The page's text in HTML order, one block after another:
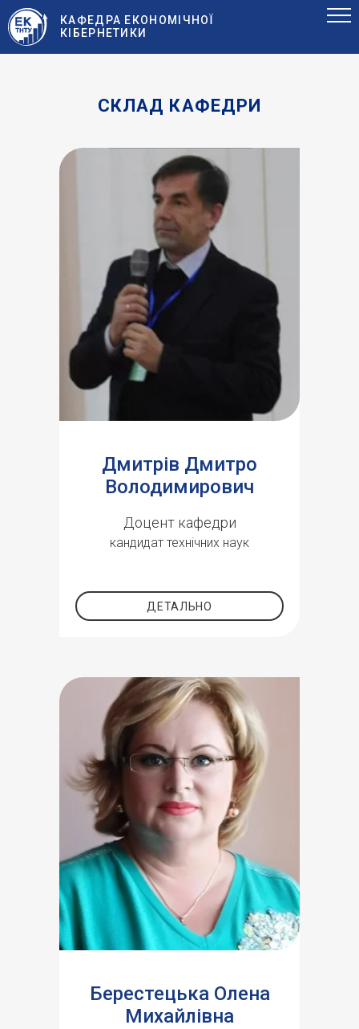
КАФЕДРА ЕКОНОМІЧНОЇ
КІБЕРНЕТИКИ
СКЛАД КАФЕДРИ
Берестецька Олена
Михайлівна
Дмитрів Дмитро
Володимирович
Доцент кафедри
кандидат технічних наук
ДЕТАЛЬНО